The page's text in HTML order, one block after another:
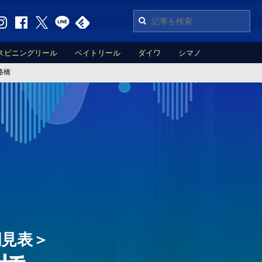
ピニングリール ベイトリール ダイワ シマノ
橋
表＞